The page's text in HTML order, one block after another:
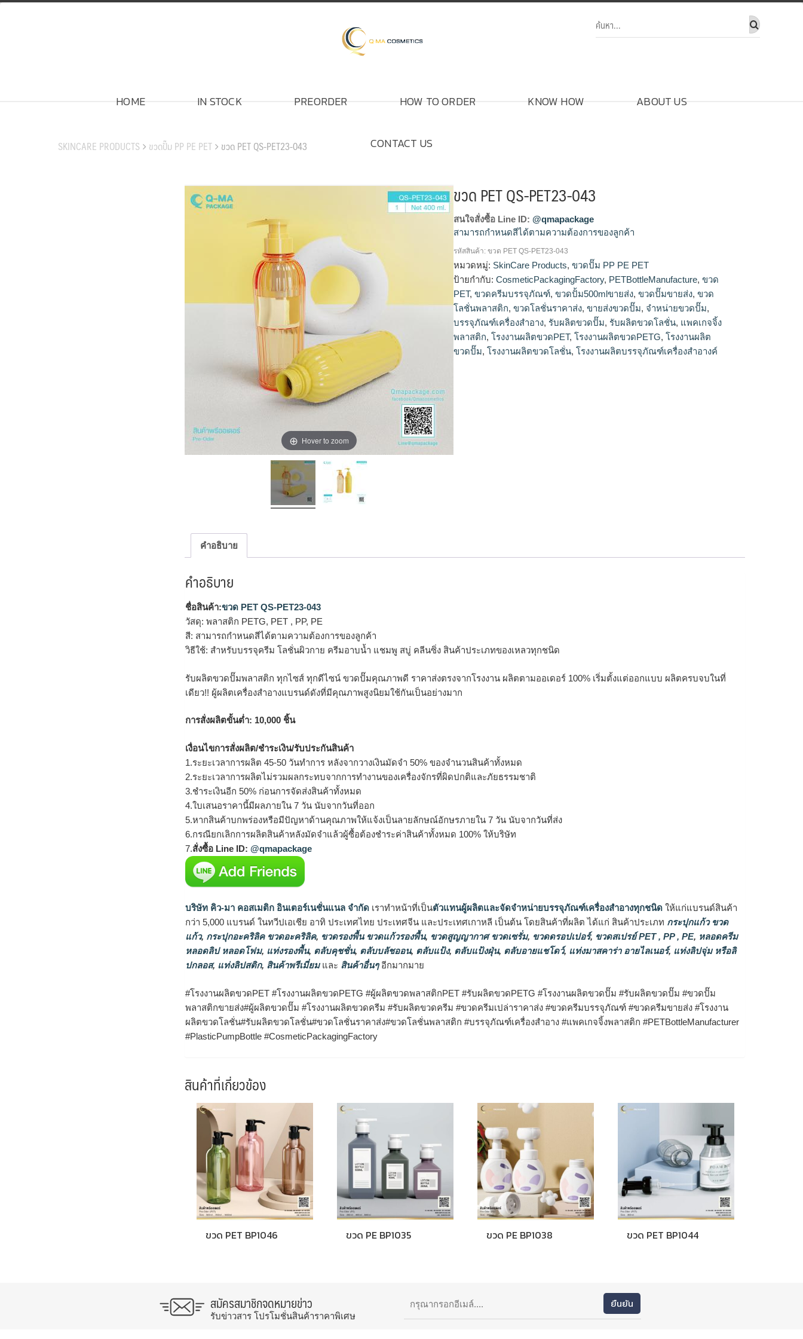
Skip
HOME IN STOCK PREORDER HOW TO ORDER KNOW HOW ABOUT US
CONTACT US
SKINCARE PRODUCTS ขวดปั๊ม PP PE PET ขวด PET QS-PET23-043
Hover to zoom
ขวด PET QS-PET23-043
สนใจสั่งซื้อ Line ID: @qmapackage
สามารถกำหนดสีได้ตามความต้องการของลูกค้า
#โรงงานผลิตขวดPET #โรงงานผลิตขวดPETG
พลาสติกPET #รับผลิตขวดPETG #โรงงานผลิตขวดปั๊ม #รับผลิตขวด
ปั๊ม#ขวดปั๊มพลาสติกขายส่ง#ผู้ผลิตขวดปั๊ม #โรงงานผลิตขวดครีม #รับ
ผลิตขวดครีม#ขวดครีมเปล่าราคาส่ง #ขวดครีมบรรจุภัณฑ์#ขวดครีม
ขายส่ง #โรงงานผลิตขวดโลชั่น#รับผลิตขวดโลชั่น#ขวดโลชั่นราคา
ส่ง#ขวดโลชั่นพลาสติก#บรรจุภัณฑ์เครื่องสำอาง #แพคเกจจิ้งพลาสติก
#PETBottleManufacturer #PlasticPumpBottle
#CosmeticPackagingFactory
รหัสสินค้า:ขวด PET QS-PET23-043
หมวดหมู่: SkinCare Products,ขวดปั๊ม PP PE PET
ป้ายกำกับ:CosmeticPackagingFactory, PETBottleManufacture,ขวด
PET,ขวดครีมบรรจุภัณฑ์,ขวดปั้ม500mlขายส่ง,ขวดปั๊มขายส่ง,ขวด
โลชั่นพลาสติก,ขวดโลชั่นราคาส่ง,ขายส่งขวดปั๊ม, จำหน่ายขวดปั๊ม,
บรรจุภัณฑ์เครื่องสำอาง, รับผลิตขวดปั๊ม, รับผลิตขวดโลชั่น, แพคเกจจิ้ง
พลาสติก,โรงงานผลิตขวดPET,โรงงานผลิตขวดPETG,โรงงานผลิต
ขวดปั๊ม,โรงงานผลิตขวดโลชั่น,โรงงานผลิตบรรจุภัณฑ์เครื่องสำอางค์
คำอธิบาย
คำอธิบาย
ชื่อสินค้า:ขวด PET QS-PET23-043
วัสดุ: พลาสติก PETG, PET , PP, PE
สี: สามารถกำหนดสีได้ตามความต้องการของลูกค้า
วิธีใช้: สำหรับบรรจุครีม โลชั่นผิวกาย ครีมอาบน้ำ แชมพู สบู่ คลีนซิ่ง สินค้าประเภทของเหลวทุกชนิด
รับผลิตขวดปั๊มพลาสติก ทุกไซส์ ทุกดีไซน์ ขวดปั๊มคุณภาพดี ราคาส่งตรงจากโรงงาน ผลิตตามออเดอร์ 100% เริ่มตั้งแต่ออกแบบ ผลิตครบจบในที่
เดียว!! ผู้ผลิตเครื่องสำอางแบรนด์ดังที่มีคุณภาพสูงนิยมใช้กันเป็นอย่างมาก
การสั่งผลิตขั้นต่ำ: 10,000 ชิ้น
เงื่อนไขการสั่งผลิต/ชำระเงิน/รับประกันสินค้า
1.ระยะเวลาการผลิต 45-50 วันทำการ หลังจากวางเงินมัดจำ 50% ของจำนวนสินค้าทั้งหมด
2.ระยะเวลาการผลิตไม่รวมผลกระทบจากการทำงานของเครื่องจักรที่ผิดปกติและภัยธรรมชาติ
3.ชำระเงินอีก 50% ก่อนการจัดส่งสินค้าทั้งหมด
4.ใบเสนอราคานี้มีผลภายใน 7 วัน นับจากวันที่ออก
5.หากสินค้าบกพร่องหรือมีปัญหาด้านคุณภาพให้แจ้งเป็นลายลักษณ์อักษรภายใน 7 วัน นับจากวันที่ส่ง
6.กรณียกเลิกการผลิตสินค้าหลังมัดจำแล้วผู้ซื้อต้องชำระค่าสินค้าทั้งหมด 100% ให้บริษัท
7.สั่งซื้อ Line ID: @qmapackage
บริษัท คิว-มา คอสเมติก อินเตอร์เนชั่นแนล จำกัด เราทำหน้าที่เป็นตัวแทนผู้ผลิตและจัดจำหน่ายบรรจุภัณฑ์เครื่องสำอางทุกชนิด ให้แก่แบรนด์สินค้า
กว่า 5,000 แบรนด์ ในทวีปเอเชีย อาทิ ประเทศไทย ประเทศจีน และประเทศเกาหลี เป็นต้น โดยสินค้าที่ผลิต ได้แก่ สินค้าประเภท กระปุกแก้ว ขวด
แก้ว, กระปุกอะคริลิค ขวดอะคริลิค, ขวดรองพื้น ขวดแก้วรองพื้น, ขวดสูญญากาศ ขวดเซรั่ม, ขวดดรอปเปอร์, ขวดสเปรย์ PET , PP , PE, หลอดครีม
หลอดลิป หลอดโฟม, แท่งรองพื้น, ตลับคุชชั่น, ตลับบลัชออน, ตลับแป้ง, ตลับแป้งฝุ่น, ตลับอายแชโดว์, แท่งมาสคาร่า อายไลเนอร์, แท่งลิปจุ่ม หรือลิ
ปกลอส, แท่งลิปสติก, สินค้าพรีเมี่ยมและ สินค้าอื่นๆอีกมากมาย
#โรงงานผลิตขวดPET #โรงงานผลิตขวดPETG #ผู้ผลิตขวดพลาสติกPET #รับผลิตขวดPETG #โรงงานผลิตขวดปั๊ม #รับผลิตขวดปั๊ม #ขวดปั๊ม
พลาสติกขายส่ง#ผู้ผลิตขวดปั๊ม #โรงงานผลิตขวดครีม #รับผลิตขวดครีม #ขวดครีมเปล่าราคาส่ง #ขวดครีมบรรจุภัณฑ์ #ขวดครีมขายส่ง #โรงงาน
ผลิตขวดโลชั่น#รับผลิตขวดโลชั่น#ขวดโลชั่นราคาส่ง#ขวดโลชั่นพลาสติก #บรรจุภัณฑ์เครื่องสำอาง #แพคเกจจิ้งพลาสติก #PETBottleManufacturer
#PlasticPumpBottle #CosmeticPackagingFactory
สินค้าที่เกี่ยวข้อง
ขวด PET BP1046 ขวด PE BP1035 ขวด PE BP1038 ขวด PET BP1044
สมัครสมาชิกจดหมายข่าว
รับข่าวสาร โปรโมชั่นสินค้าราคาพิเศษ